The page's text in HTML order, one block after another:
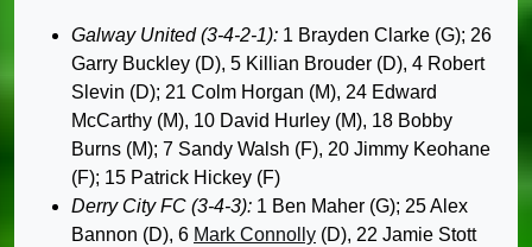
Galway United (3-4-2-1): 1 Brayden Clarke (G); 26
Garry Buckley (D), 5 Killian Brouder (D), 4 Robert
Slevin (D); 21 Colm Horgan (M), 24 Edward
McCarthy (M), 10 David Hurley (M), 18 Bobby
Burns (M); 7 Sandy Walsh (F), 20 Jimmy Keohane
(F); 15 Patrick Hickey (F)
Derry City FC (3-4-3): 1 Ben Maher (G); 25 Alex
Bannon (D), 6 Mark Connolly (D), 22 Jamie Stott